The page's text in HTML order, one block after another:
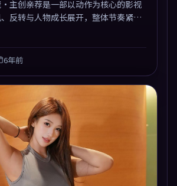
主创亲荐是一部以动作为核心的影视
反转与人物成长展开，整体节奏紧
。
6年前